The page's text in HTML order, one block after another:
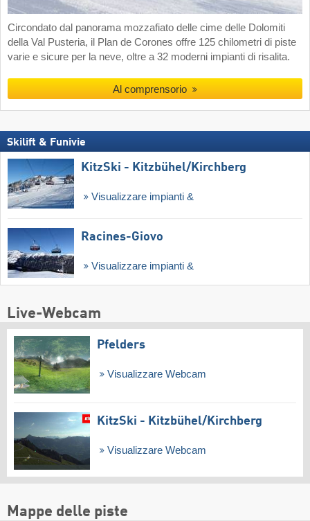
Circondato dal panorama mozzafiato delle cime delle Dolomiti
della Val Pusteria, il Plan de Corones offre 125 chilometri di piste
varie e sicure per la neve, oltre a 32 moderni impianti di risalita.
Al comprensorio
Skilift & Funivie
KitzSki - Kitzbühel/​Kirchberg
Visualizzare impianti &
Racines-Giovo
Visualizzare impianti &
Live-Webcam
Pfelders
Visualizzare Webcam
KitzSki - Kitzbühel/​Kirchberg
Visualizzare Webcam
Mappe delle piste